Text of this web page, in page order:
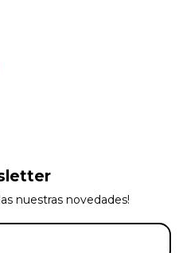
nuestras novedades!